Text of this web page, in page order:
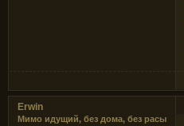
Erwin
Мимо идущий, без дома, без расы